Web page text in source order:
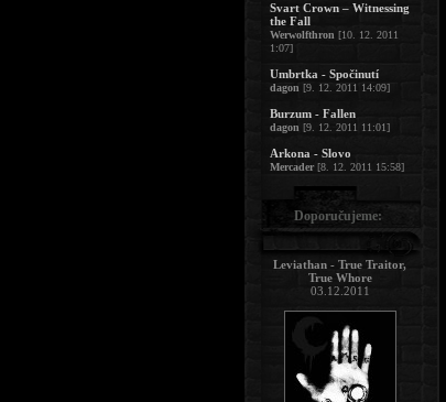
Svart Crown – Witnessing
the Fall
Werwolfthron [10. 12. 2011
1:07]
Umbrtka - Spočinutí
dagon [9. 12. 2011 14:09]
Burzum - Fallen
dagon [9. 12. 2011 11:01]
Arkona - Slovo
Mercader[8. 12. 2011 15:58]
Doporučujeme:
Leviathan - True Traitor,
True Whore
03.12.2011